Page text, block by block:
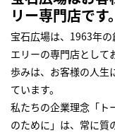
リー専門店です。
宝石広場は、1963年
エリーの専門店として
歩みは、お客様の人生
ています。
私たちの企業理念「ト
のために」は、常に質